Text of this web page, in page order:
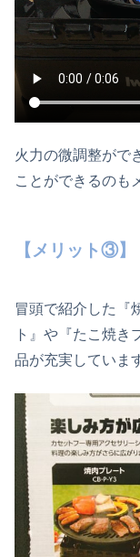
火力の微調整がで
ことができるのも
【メリット③】
冒頭で紹介した『
ト』や『たこ焼き
品が充実していま